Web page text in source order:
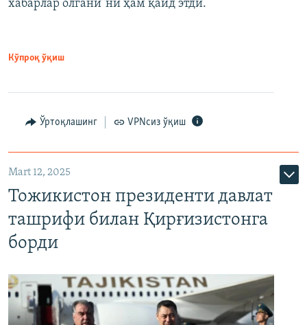
хабарлар олгани”ни ҳам қайд этди.
Кўпроқ ўқиш
Ўртоқлашинг VPNсиз ўқиш
Mart 12, 2025
Тожикистон президенти давлат
ташрифи билан Қирғизистонга
борди